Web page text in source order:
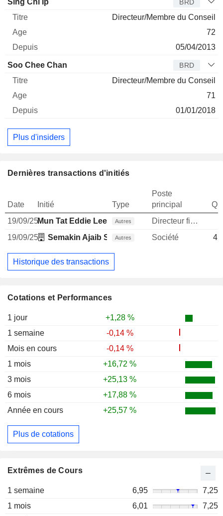
Cotations et Performances
1 jour
+1,28 %
1 semaine
-0,14 %
Mois en cours
-0,14 %
1 mois
+16,72 %
3 mois
+25,13 %
6 mois
+17,88 %
Année en cours
+25,57 %
Plus de cotations
Extrêmes de Cours
1 semaine 6,95
7,25
1 mois
6,01
7,25
Sing Chi Ip BRD
Directeur/Membre du Conseil
72
05/04/2013
Soo Chee Chan BRD
Directeur/Membre du Conseil
71
01/01/2018
Plus d'insiders
Dernières transactions d'initiés
Date Initié Type
Poste
principal
19/09/25Mun Tat Eddie Lee Autres
Directeur financier
19/09/25
Semakin Ajaib Sdn. Bhd.
Autres Société
Historique des transactions